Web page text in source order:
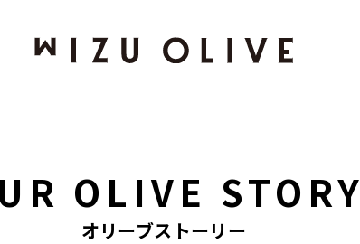
OLIVE STORY
オリーブストーリー